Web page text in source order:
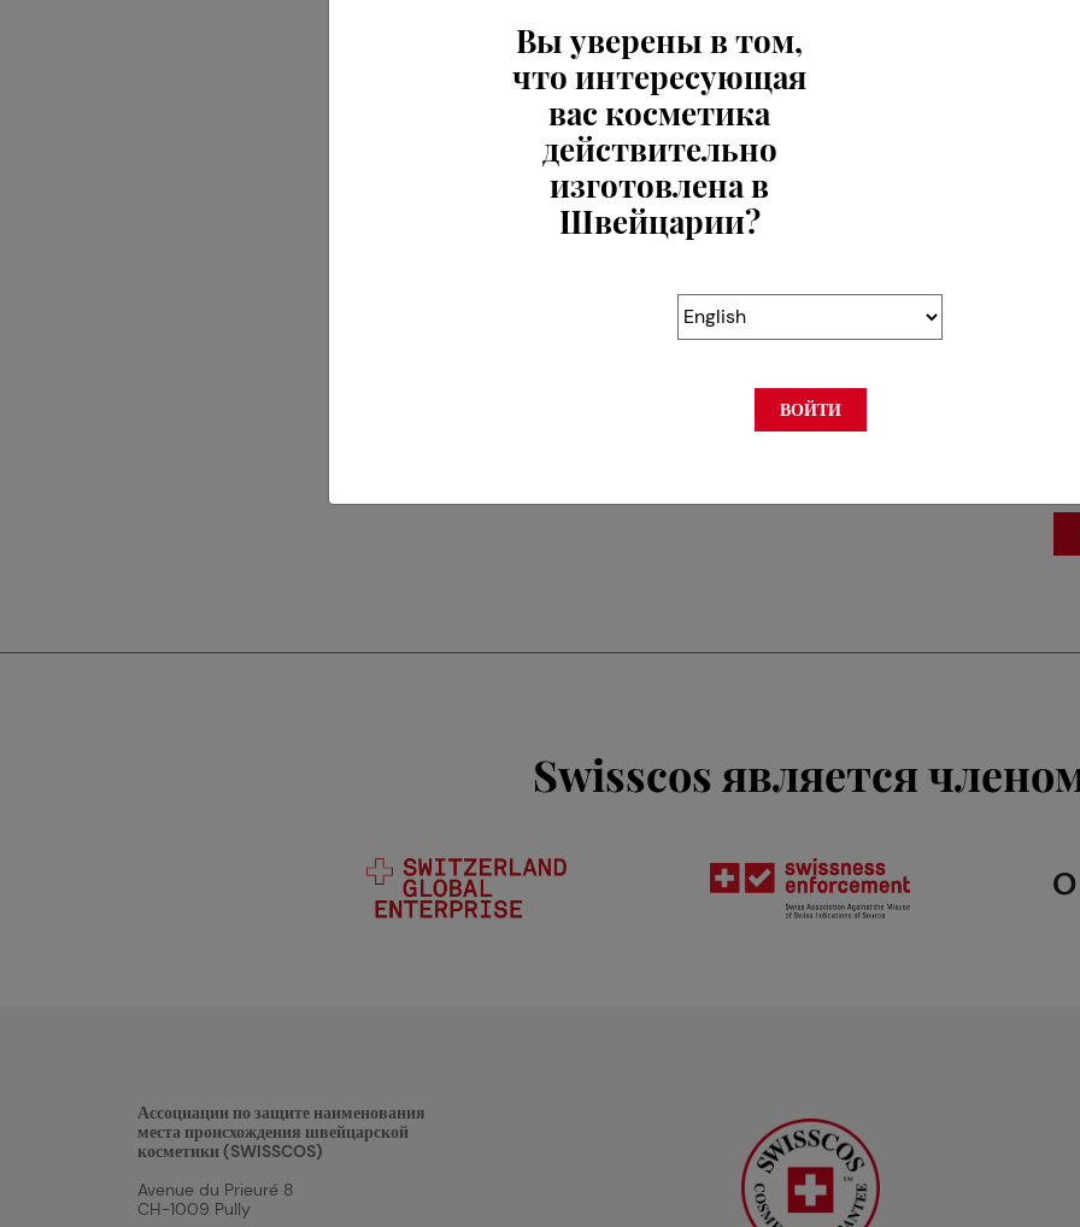
Swisscos является
Ассоциации по защите наименования
места происхождения швейцарской
косметики (SWISSCOS)
Avenue du Prieuré 8
CH-1009 Pully
Вы уверены в том,
что интересующая
вас косметика
действительно
изготовлена в
Швейцарии?
ВОЙТИ